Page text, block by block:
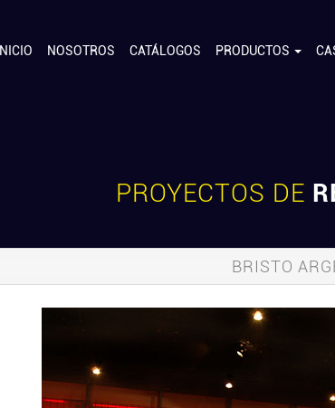
INICIO NOSOTROS CATÁLOGOS PRODUCTOS
PROYECTOS DE
BRISTO